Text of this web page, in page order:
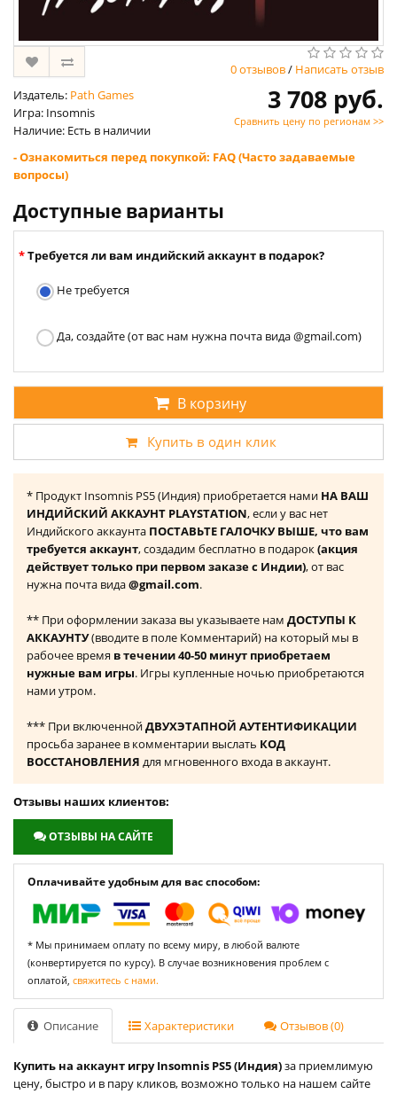
0 отзывов/ Написать отзыв
Издатель: Path Games
Игра: Insomnis
Наличие: Есть в наличии
3 708 руб.
Сравнить цену по регионам >>
- Ознакомиться перед покупкой: FAQ (Часто задаваемые
вопросы)
Доступные варианты
Требуется ли вам индийский аккаунт в подарок?
Не требуется
Да, создайте (от вас нам нужна почта вида @gmail.com)
В корзину
Купить в один клик
* Продукт Insomnis PS5 (Индия) приобретается нами НА ВАШ
ИНДИЙСКИЙ АККАУНТ PLAYSTATION, если у вас нет
Индийского аккаунта ПОСТАВЬТЕ ГАЛОЧКУ ВЫШЕ, что вам
требуется аккаунт, создадим бесплатно в подарок(акция
действует только при первом заказе с Индии), от вас
нужна почта вида@gmail.com.
** При оформлении заказа вы указываете нам ДОСТУПЫ К
АККАУНТУ(вводите в поле Комментарий) на который мы в
рабочее время в течении 40-50 минут приобретаем
нужные вам игры. Игры купленные ночью приобретаются
нами утром.
*** При включеннойДВУХЭТАПНОЙ АУТЕНТИФИКАЦИИ
просьба заранее в комментарии выслать КОД
ВОССТАНОВЛЕНИЯ для мгновенного входа в аккаунт.
Отзывы наших клиентов:
ОТЗЫВЫ НА САЙТЕ
Оплачивайте удобным для вас способом:
* Мы принимаем оплату по всему миру, в любой валюте
(конвертируется по курсу). В случае возникновения проблем с
оплатой, свяжитесь с нами.
Описание Характеристики Отзывов (0)
Купить на аккаунт игру Insomnis PS5 (Индия)за приемлимую
цену, быстро и в пару кликов, возможно только на нашем сайте